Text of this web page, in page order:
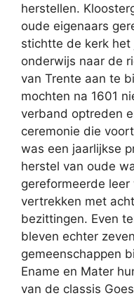
herstellen.
oude eigenaars
stichtte de kerk
onderwijs naar de
van Trente aan te
mochten na 1601
verband optreden
ceremonie die
was een jaarlijkse
herstel van oude
gereformeerde
vertrekken met
bezittingen. Even
bleven echter
gemeenschappen
Ename en Mater
van de classis